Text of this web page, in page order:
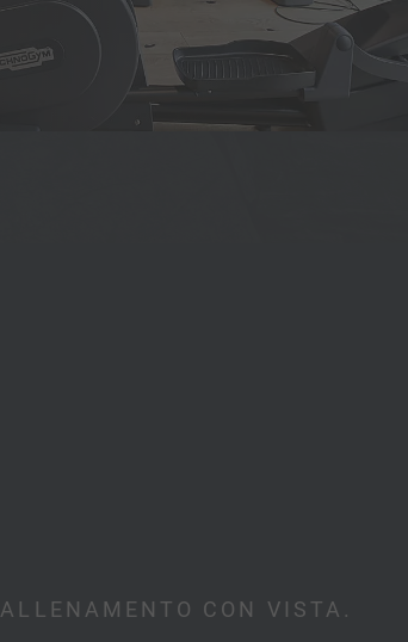
ALLENAMENTO CON VISTA.